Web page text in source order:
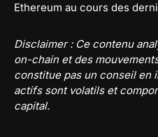
Ethereum au cours des
Disclaimer : Ce contenu
on-chain et des
constitue pas un conseil en
actifs sont volatils et
capital.